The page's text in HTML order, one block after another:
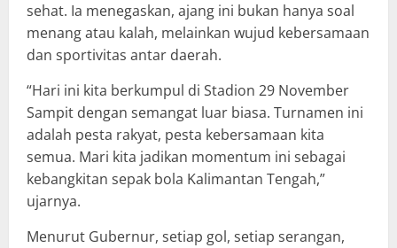
sehat. Ia menegaskan, ajang ini bukan hanya soal
menang atau kalah, melainkan wujud kebersamaan
dan sportivitas antar daerah.
“Hari ini kita berkumpul di Stadion 29 November
Sampit dengan semangat luar biasa. Turnamen ini
adalah pesta rakyat, pesta kebersamaan kita
semua. Mari kita jadikan momentum ini sebagai
kebangkitan sepak bola Kalimantan Tengah,”
ujarnya.
Menurut Gubernur, setiap gol, setiap serangan,